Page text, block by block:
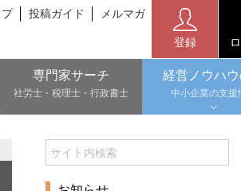
投稿ガイド メルマガ
登録
専門家サーチ
社労士・税理士・行政書士
経営ノウハ
中小企業の支援